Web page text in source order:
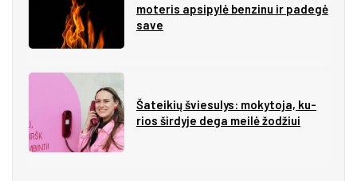
mo­te­ris ap­si­py­lė ben­zi­nu ir pa­de­gė
sa­ve
Ša­tei­kių švie­su­lys: mo­ky­to­ja, ku­
rios šir­dy­je de­ga mei­lė žo­džiui